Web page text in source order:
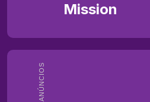
ANÚNCIOS
Mission